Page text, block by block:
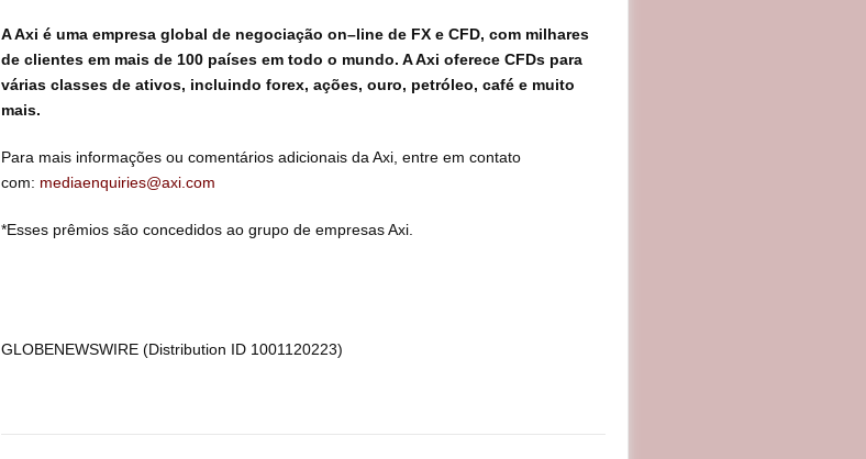
A Axi é uma empresa global de negociação on–line de FX e CFD, com milhares
de clientes em mais de 100 países em todo o mundo. A Axi oferece CFDs para
várias classes de ativos, incluindo forex, ações, ouro, petróleo, café e muito
mais.
Para mais informações ou comentários adicionais da Axi, entre em contato
com: mediaenquiries@axi.com
*Esses prêmios são concedidos ao grupo de empresas Axi.
GLOBENEWSWIRE (Distribution ID 1001120223)